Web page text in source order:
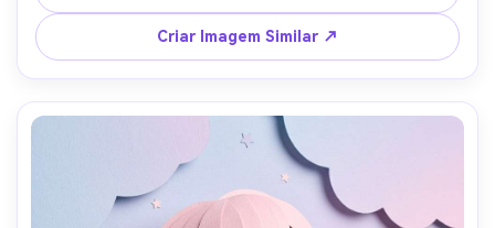
fria de borda com glow magenta e ciano em camadas
translúcidas de papel, close framing, silhuetas nítidas,
atmosfera urbana marcante, lente 85mm, pouca
profundidade de campo --ar 4:5
Criar Imagem Similar ↗